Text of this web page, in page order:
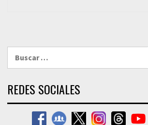
REDES SOCIALES